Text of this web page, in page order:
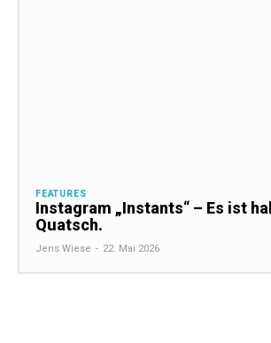
FEATURES
Instagram „Instants“ – Es ist
Quatsch.
Jens Wiese - 22. Mai 2026